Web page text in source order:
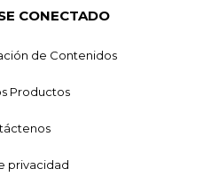
CONECTADO
de Contenidos
Productos
privacidad